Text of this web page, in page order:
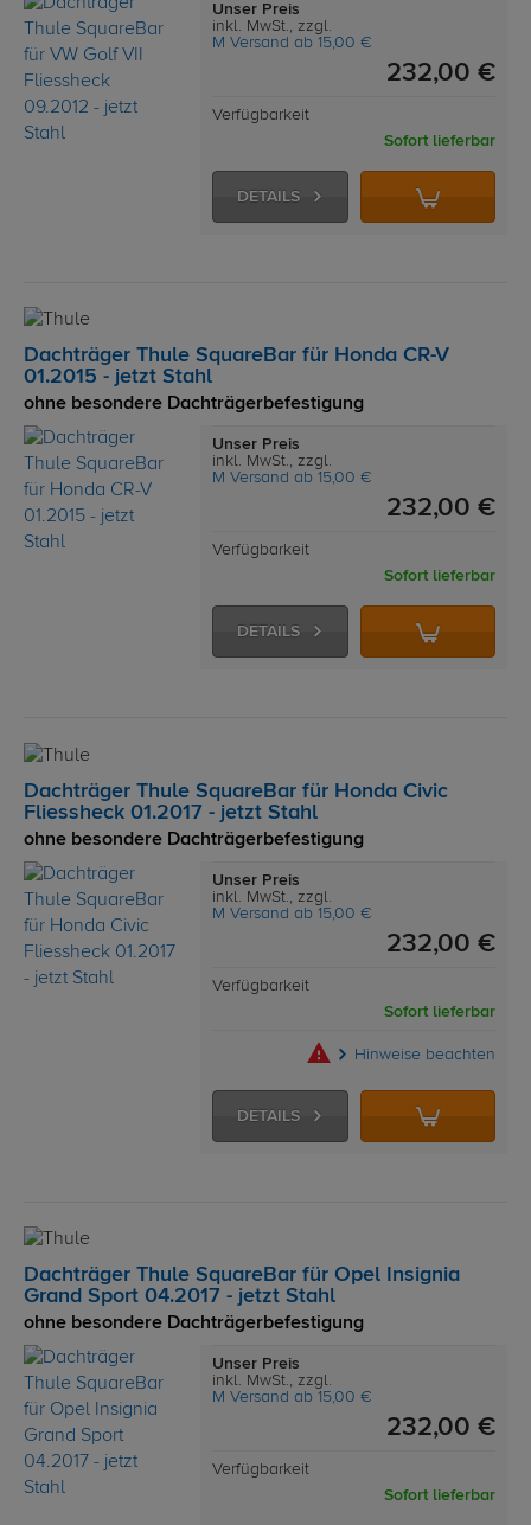
Unser Preis
inkl. MwSt., zzgl.
M Versand ab 15,00 €
232,00 €
Verfügbarkeit
Sofort lieferbar
DETAILS
Dachträger Thule SquareBar für Honda CR-V
01.2015 - jetzt Stahl
ohne besondere Dachträgerbefestigung
Unser Preis
inkl. MwSt., zzgl.
M Versand ab 15,00 €
232,00 €
Verfügbarkeit
Sofort lieferbar
DETAILS
Dachträger Thule SquareBar für Honda Civic
Fliessheck 01.2017 - jetzt Stahl
ohne besondere Dachträgerbefestigung
Unser Preis
inkl. MwSt., zzgl.
M Versand ab 15,00 €
232,00 €
Verfügbarkeit
Sofort lieferbar
Hinweise beachten
DETAILS
Dachträger Thule SquareBar für Opel Insignia
Grand Sport 04.2017 - jetzt Stahl
ohne besondere Dachträgerbefestigung
Unser Preis
inkl. MwSt., zzgl.
M Versand ab 15,00 €
232,00 €
Verfügbarkeit
Sofort lieferbar